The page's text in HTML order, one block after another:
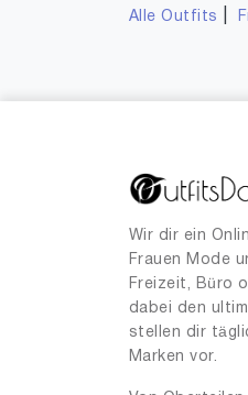
Alle Outfits
Wir dir ein
Frauen Mode
Freizeit, Büro
dabei den
stellen dir
Marken vor.